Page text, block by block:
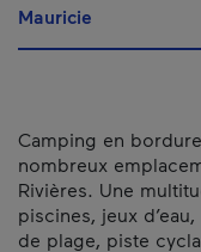
Mauricie
Camping en
nombreux
Rivières. Une
piscines, jeux
de plage, piste